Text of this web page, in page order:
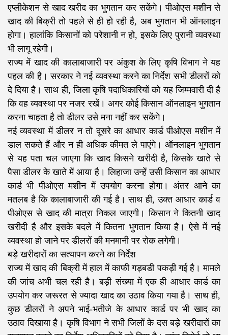
एप्लीकेशन से खाद खरीद का भुगतान कर सकेंगे। पीओएस मशीन से
खाद की बिक्री तो पहले से ही हो रही है, अब भुगतान भी ऑनलाइन
होगा। हालांकि किसानों को परेशानी न हो, इसके लिए पुरानी व्यवस्था
भी लागू रहेगी।
राज्य में खाद की कालाबाजारी पर अंकुश के लिए कृषि विभाग ने यह
पहल की है। सरकार ने नई व्यवस्था करने का निर्देश सभी डीलरों को
दे दिया है। साथ ही, जिला कृषि पदाधिकारियों को यह जिम्मवारी दी है
कि वह व्यवस्था पर नजर रखें। अगर कोई किसान ऑनलाइन भुगतान
करना चाहता है तो डीलर उसे मना नहीं कर सकेंगे।
नई व्यवस्था में डीलर न तो दूसरे का आधार कार्ड पीओएस मशीन में
डाल सकते हैं और न ही अधिक कीमत ले पाएंगे। ऑनलाइन भुगतान
से यह पता चल जाएगा कि खाद किसने खरीदी है, किसके खाते से
पैसा डीलर के खाते में आया है। लिहाजा उन्हें उसी किसान का आधार
कार्ड भी पीओएस मशीन में उपयोग करना होगा। अंतर आने का
मतलब है कि कालाबाजारी की गई है। साथ ही, उक्त आधार कार्ड व
पीओएस से खाद की मात्रा निकल जाएगी। किसान ने कितनी खाद
खरीदी है और इसके बदले में कितना भुगतान किया है। ऐसे में नई
व्यवस्था हो जाने पर डीलरों की मनमानी पर रोक लगेगी।
बड़े खरीदारों का सत्यापन करने का निर्देश
राज्य में खाद की बिक्री में हाल में काफी गड़बडी पकड़ी गई है। मामले
की जांच अभी चल रही है। बड़ी संख्या में एक ही आधार कार्ड का
उपयोग कर जरूरत से ज्यादा खाद का उठाव किया गया है। साथ ही,
कुछ डीलरों ने अपने भाई-भतीजे के आधार कार्ड पर भी खाद का
उठाव दिखाया है। कृषि विभाग ने सभी जिलों के दस बड़े खरीदारों का